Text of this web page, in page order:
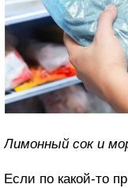
Лимонный сок и
Если по какой-то